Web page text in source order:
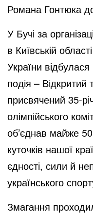
Романа Гонтюка
У Бучі за
в Київській
України
подія – Відкритий
присвячений 35-
олімпійського
об’єднав майже
куточків нашої
єдності, сили й
українського
Змагання